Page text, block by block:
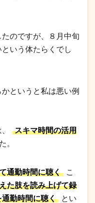
のですが、８月中旬
いう体たらくでし
というと私は悪い例
スキマ時間の活用
。
通勤時間に聴く
こ
た肢を読み上げて録
勤時間に聴く
とい